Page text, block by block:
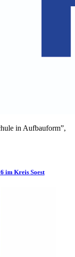
in Aufbauform”,
im Kreis Soest